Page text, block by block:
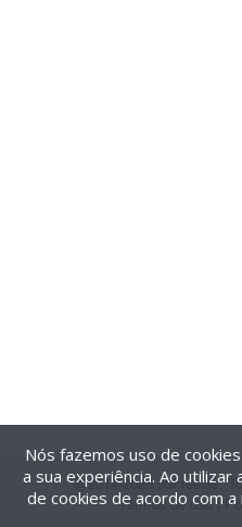
@2014-2026 99Freelas.
Termos de uso|
Nós fazemos uso de
a sua experiência. Ao utilizar
de cookies de acordo com a